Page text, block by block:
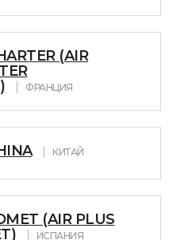
(AIR
ФРАНЦИЯ
КИТАЙ
(AIR PLUS
ИСПАНИЯ